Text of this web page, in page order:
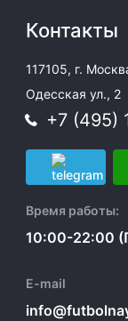
Контакты
117105, г.
Одесская ул., 2
+7 (495)
Время работы:
10:00-22:00
E-mail